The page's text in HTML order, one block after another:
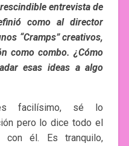
entrevista de
como al director
“Cramps” creativos,
como combo. ¿Cómo
esas ideas a algo
facilísimo, sé lo
pero lo dice todo el
con él. Es tranquilo,